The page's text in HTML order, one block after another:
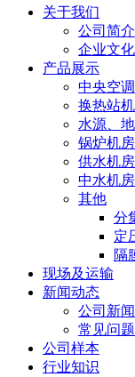
关于我们
公司简介
企业文化
产品展示
中央空
换热站
水源、
锅炉机
供水机
中水机
其他
分
定
隔
现场及运输
新闻动态
公司新闻
常见问题
公司样本
行业知识